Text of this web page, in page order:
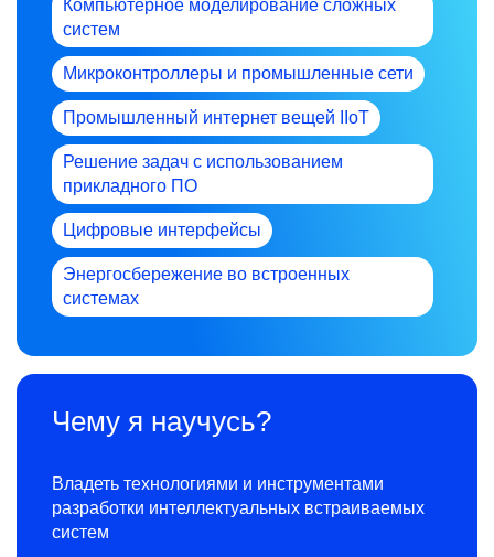
Компьютерное моделирование сложных
систем
Микроконтроллеры и промышленные сети
Промышленный интернет вещей IIoT
Решение задач с использованием
прикладного ПО
Цифровые интерфейсы
Энергосбережение во встроенных
системах
Чему я научусь?
Владеть технологиями и инструментами
разработки интеллектуальных встраиваемых
систем